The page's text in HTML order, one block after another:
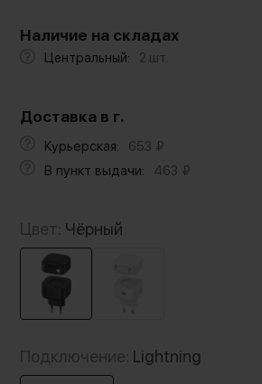
Наличие на складах
Центральный: 2 шт.
Доставка в г.
Курьерская: 653 ₽
В пункт выдачи:
463 ₽
Цвет: Чёрный
Подключение: Lightning